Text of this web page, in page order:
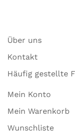
Über uns
Kontakt
Häufig gestellte
Mein Konto
Mein Warenkorb
Wunschliste